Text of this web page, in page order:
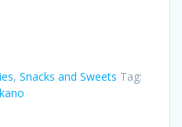
, Snacks and Sweets Tag: